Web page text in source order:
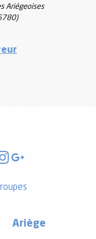
Ariégeoises
)
Ariège